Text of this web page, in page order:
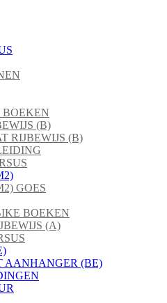
BOEKEN
(B)
RIJBEWIJS (B)
GOES
BOEKEN
(A)
AANHANGER (BE)